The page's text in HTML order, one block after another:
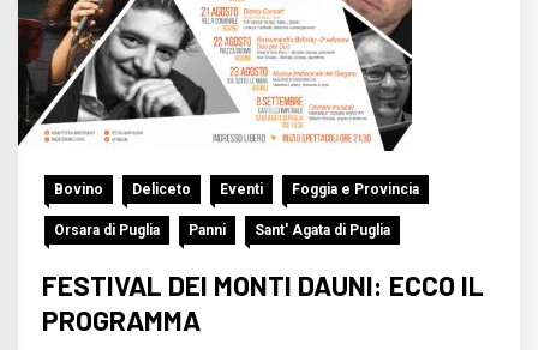
Bovino Deliceto Eventi Foggia e Provincia
Orsara di Puglia Panni Sant' Agata di Puglia
FESTIVAL DEI MONTI DAUNI: ECCO IL
PROGRAMMA